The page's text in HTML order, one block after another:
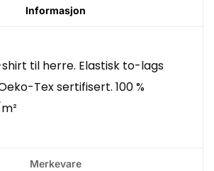
Informasjon
til herre. Elastisk to-lags
Tex sertifisert. 100 %
Merkevare